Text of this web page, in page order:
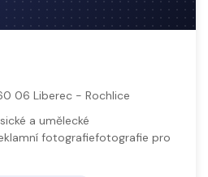
06 Liberec - Rochlice
a umělecké
fotografiefotografie pro